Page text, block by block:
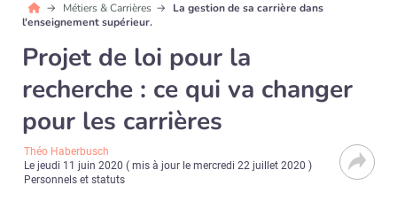
Métiers & Carrières
La gestion de sa carrière dans
l'enseignement supérieur.
Projet de loi pour la
recherche : ce qui va changer
pour les carrières
Théo Haberbusch
Lejeudi 11 juin 2020 ( mis à jour lemercredi 22 juillet 2020 )
Personnels et statuts